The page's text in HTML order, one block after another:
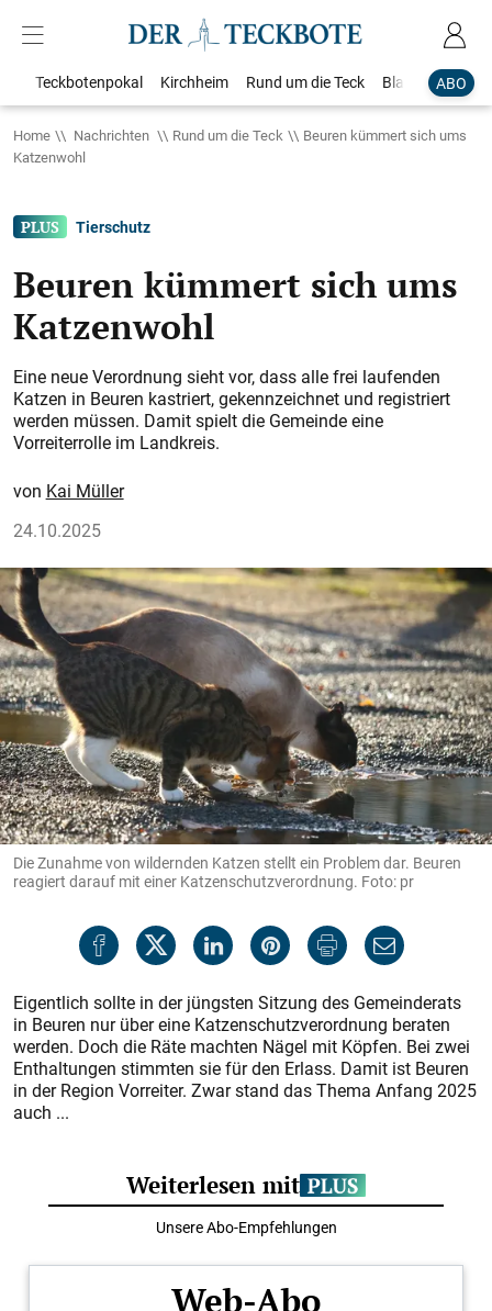
ABO
Teckbotenpokal Kirchheim Rund um die Teck Blaulicht
Home Nachrichten Rund um die Teck
Beuren kümmert sich ums
Katzenwohl
Tierschutz
Beuren kümmert sich ums
Katzenwohl
Eine neue Verordnung sieht vor, dass alle frei laufenden
Katzen in Beuren kastriert, gekennzeichnet und registriert
werden müssen. Damit spielt die Gemeinde eine
Vorreiterrolle im Landkreis.
Kai Müller
24.10.2025
Die Zunahme von wildernden Katzen stellt ein Problem dar. Beuren
reagiert darauf mit einer Katzenschutzverordnung. Foto: pr
Eigentlich sollte in der jüngsten Sitzung des Gemeinderats
in Beuren nur über eine Katzenschutzverordnung beraten
werden. Doch die Räte machten Nägel mit Köpfen. Bei zwei
Enthaltungen stimmten sie für den Erlass. Damit ist Beuren
in der Region Vorreiter. Zwar stand das Thema Anfang 2025
auch ...